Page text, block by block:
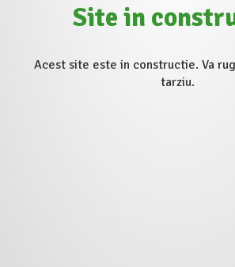
Site in
Acest site este in constructie. Va
tarziu.